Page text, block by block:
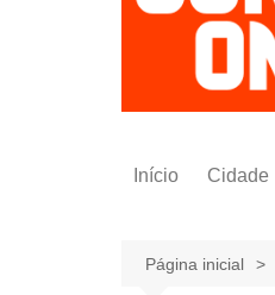
Início Cidade
Página inicial